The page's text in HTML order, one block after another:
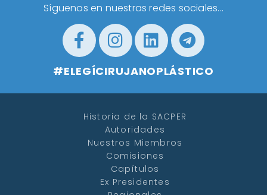
Síguenos en nuestras redes sociales...
#ELEGÍCIRUJANOPLÁSTICO
Historia de la SACPER
Autoridades
Nuestros Miembros
Comisiones
Capítulos
Ex Presidentes